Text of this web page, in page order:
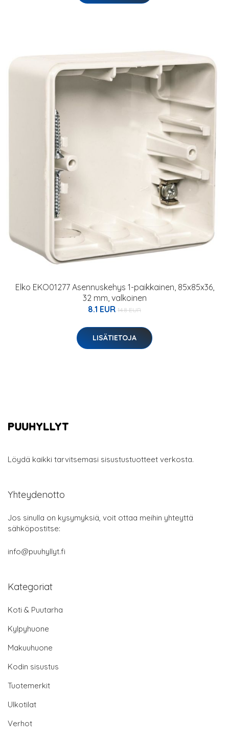
Elko EKO01277 Asennuskehys 1-paikkainen, 85x85x36,
32 mm, valkoinen
8.1 EUR 14.8 EUR
LISÄTIETOJA
Löydä kaikki tarvitsemasi sisustustuotteet verkosta.
Yhteydenotto
Jos sinulla on kysymyksiä, voit ottaa meihin yhteyttä
sähköpostitse:
info@puuhyllyt.fi
Kategoriat
Koti & Puutarha
Kylpyhuone
Makuuhuone
Kodin sisustus
Tuotemerkit
Ulkotilat
Verhot